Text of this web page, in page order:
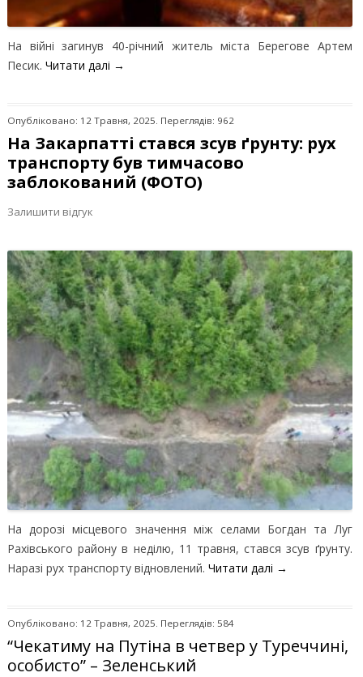
На війні загинув 40-річний житель міста Берегове Артем
Песик. Читати далі →
Опубліковано: 12 Травня, 2025. Переглядів: 962
На Закарпатті стався зсув ґрунту: рух
транспорту був тимчасово
заблокований (ФОТО)
Залишити відгук
На дорозі місцевого значення між селами Богдан та Луг
Рахівського району в неділю, 11 травня, стався зсув ґрунту.
Наразі рух транспорту відновлений. Читати далі →
Опубліковано: 12 Травня, 2025. Переглядів: 584
“Чекатиму на Путіна в четвер у Туреччині,
особисто” – Зеленський